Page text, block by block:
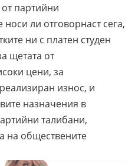
от партийни
ли отговорнаст сега,
ни с платен студен
щетата от
цени, за
износ, и
назначения в
талибани,
на обществените